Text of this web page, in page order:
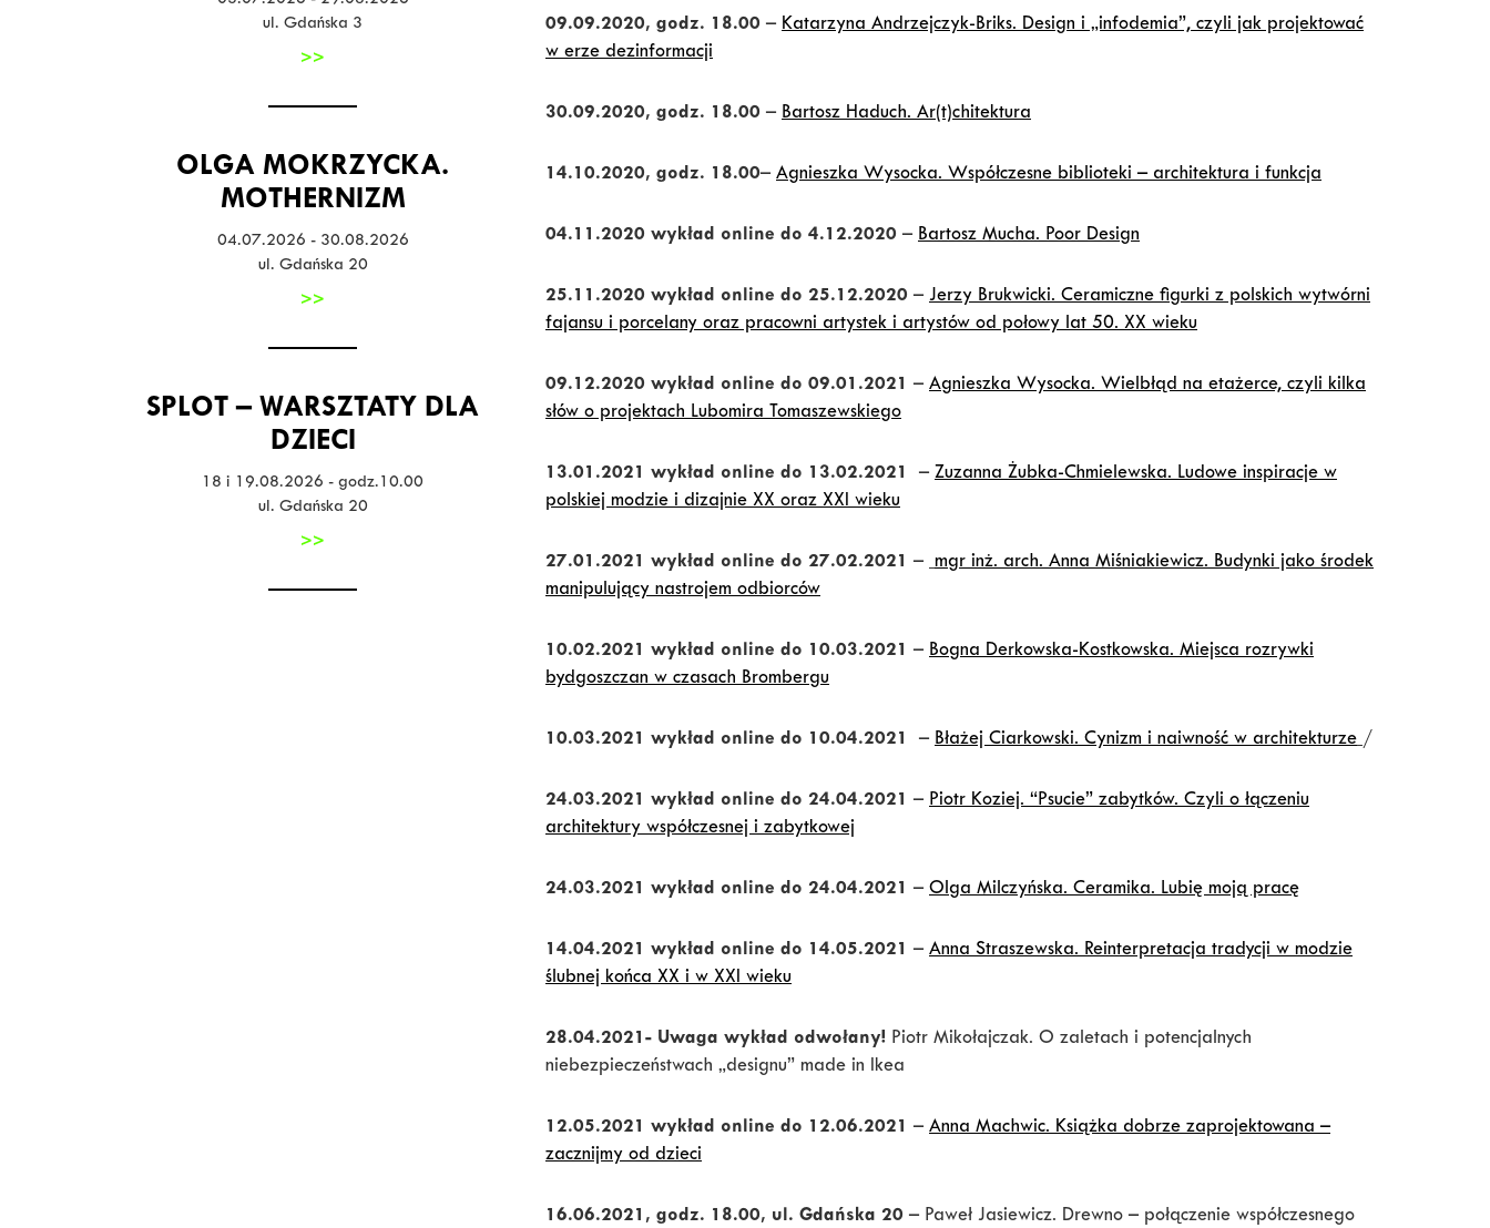
ul. Gdańska 3
>>
OLGA MOKRZYCKA.
MOTHERNIZM
04.07.2026 - 30.08.2026
ul. Gdańska 20
>>
SPLOT – WARSZTATY DLA
DZIECI
18 i 19.08.2026 - godz.10.00
ul. Gdańska 20
>>
09.09.2020, godz. 18.00 – Katarzyna Andrzejczyk-Briks. Design i „infodemia”, czyli jak projektować
w erze dezinformacji
30.09.2020, godz. 18.00 – Bartosz Haduch. Ar(t)chitektura
14.10.2020, godz. 18.00– Agnieszka Wysocka. Współczesne biblioteki – architektura i funkcja
04.11.2020 wykład online do 4.12.2020 – Bartosz Mucha. Poor Design
25.11.2020 wykład online do 25.12.2020 – Jerzy Brukwicki. Ceramiczne figurki z polskich wytwórni
fajansu i porcelany oraz pracowni artystek i artystów od połowy lat 50. XX wieku
09.12.2020 wykład online do 09.01.2021 – Agnieszka Wysocka. Wielbłąd na etażerce, czyli kilka
słów o projektach Lubomira Tomaszewskiego
13.01.2021 wykład online do 13.02.2021 – Zuzanna Żubka-Chmielewska. Ludowe inspiracje w
polskiej modzie i dizajnie XX oraz XXI wieku
27.01.2021 wykład online do 27.02.2021 – mgr inż. arch. Anna Miśniakiewicz. Budynki jako środek
manipulujący nastrojem odbiorców
10.02.2021 wykład online do 10.03.2021 – Bogna Derkowska-Kostkowska. Miejsca rozrywki
bydgoszczan w czasach Brombergu
10.03.2021 wykład online do 10.04.2021 – Błażej Ciarkowski. Cynizm i naiwność w architekturze /
24.03.2021 wykład online do 24.04.2021 – Piotr Koziej. “Psucie” zabytków. Czyli o łączeniu
architektury współczesnej i zabytkowej
24.03.2021 wykład online do 24.04.2021 – Olga Milczyńska. Ceramika. Lubię moją pracę
14.04.2021 wykład online do 14.05.2021 – Anna Straszewska. Reinterpretacja tradycji w modzie
ślubnej końca XX i w XXI wieku
28.04.2021- Uwaga wykład odwołany! Piotr Mikołajczak. O zaletach i potencjalnych
niebezpieczeństwach „designu” made in Ikea
12.05.2021 wykład online do 12.06.2021 – Anna Machwic. Książka dobrze zaprojektowana –
zacznijmy od dzieci
16.06.2021, godz. 18.00, ul. Gdańska 20 – Paweł Jasiewicz. Drewno – połączenie współczesnego